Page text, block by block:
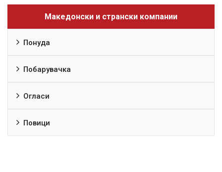
Македонски и странски компании
Понуда
Побарувачка
Огласи
Повици